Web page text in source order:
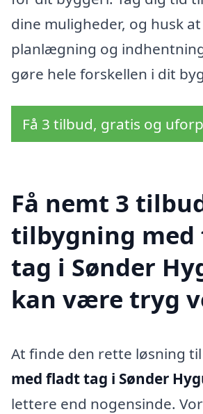
dine muligheder, og husk
planlægning og
gøre hele forskellen i dit
Få 3 tilbud, gratis og
Få nemt 3
tilbygning med
tag i Sønder
kan være tryg
At finde den rette løsning
med fladt tag i Sønder
lettere end nogensinde.